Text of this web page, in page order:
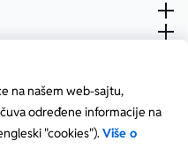
na našem web-sajtu,
određene informacije na
"cookies").Više o